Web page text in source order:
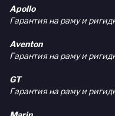
Apollo
Гарантия на раму и
Aventon
Гарантия на раму и
GT
Гарантия на раму и